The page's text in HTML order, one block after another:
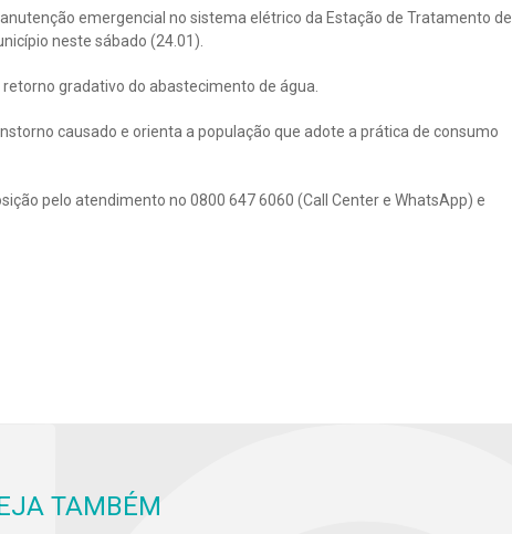
emergencial no sistema elétrico da Estação de Tratamento de
neste sábado (24.01).
gradativo do abastecimento de água.
causado e orienta a população que adote a prática de consumo
pelo atendimento no 0800 647 6060 (Call Center e WhatsApp) e
TAMBÉM